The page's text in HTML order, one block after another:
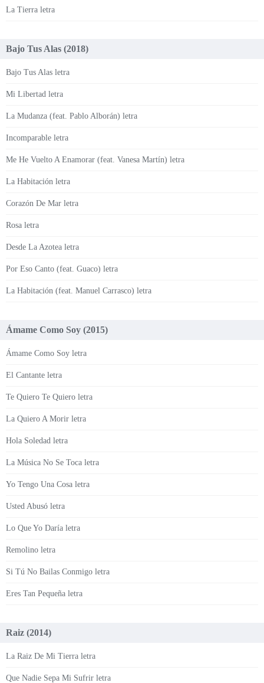
La Tierra letra
Bajo Tus Alas (2018)
Bajo Tus Alas letra
Mi Libertad letra
La Mudanza (feat. Pablo Alborán) letra
Incomparable letra
Me He Vuelto A Enamorar (feat. Vanesa Martín) letra
La Habitación letra
Corazón De Mar letra
Rosa letra
Desde La Azotea letra
Por Eso Canto (feat. Guaco) letra
La Habitación (feat. Manuel Carrasco) letra
Ámame Como Soy (2015)
Ámame Como Soy letra
El Cantante letra
Te Quiero Te Quiero letra
La Quiero A Morir letra
Hola Soledad letra
La Música No Se Toca letra
Yo Tengo Una Cosa letra
Usted Abusó letra
Lo Que Yo Daría letra
Remolino letra
Si Tú No Bailas Conmigo letra
Eres Tan Pequeña letra
Raiz (2014)
La Raiz De Mi Tierra letra
Que Nadie Sepa Mi Sufrir letra